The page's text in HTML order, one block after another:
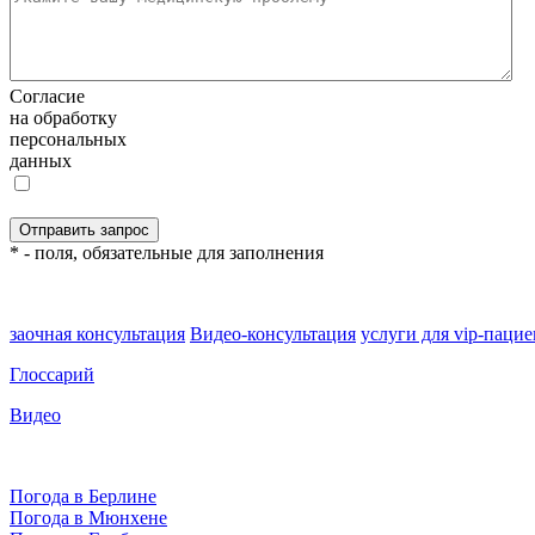
Согласие
на обработку
персональных
данных
* - поля, обязательные для заполнения
заочная консультация Видео-консультация услуги для vip-
Глоссарий
Видео
Погода в Берлине
Погода в Мюнхене